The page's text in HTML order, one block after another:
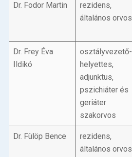
Dr. Fodor Martin
rezidens,
általános orvos
Dr. Frey Éva
Ildikó
osztályvezető-
helyettes,
adjunktus,
pszichiáter és
geriáter
szakorvos
Dr. Fülöp Bence
rezidens,
általános orvos